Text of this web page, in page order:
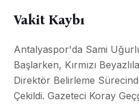
Vakit Kaybı
Antalyaspor'da Sami
Başlarken, Kırmızı
Direktör Belirleme
Çekildi. Gazeteci Koray